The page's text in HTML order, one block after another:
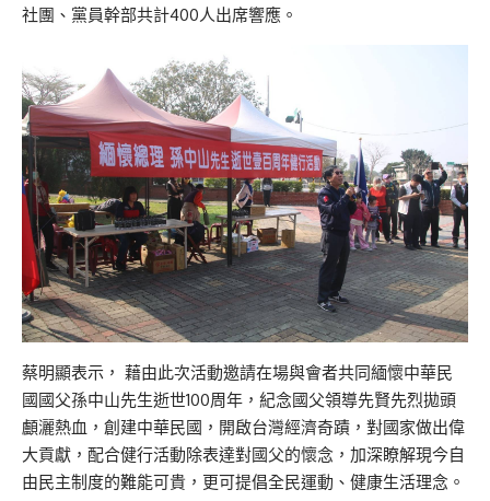
社團、黨員幹部共計400人出席響應。
蔡明顯表示， 藉由此次活動邀請在場與會者共同緬懷中華民
國國父孫中山先生逝世100周年，紀念國父領導先賢先烈拋頭
顱灑熱血，創建中華民國，開啟台灣經濟奇蹟，對國家做出偉
大貢獻，配合健行活動除表達對國父的懷念，加深瞭解現今自
由民主制度的難能可貴，更可提倡全民運動、健康生活理念。